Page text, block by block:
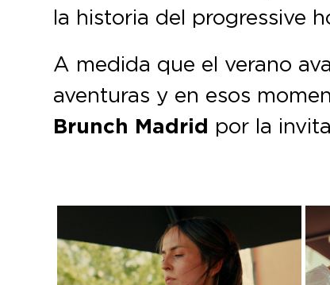
la historia del progressive
A medida que el verano
aventuras y en esos
Brunch Madrid por la